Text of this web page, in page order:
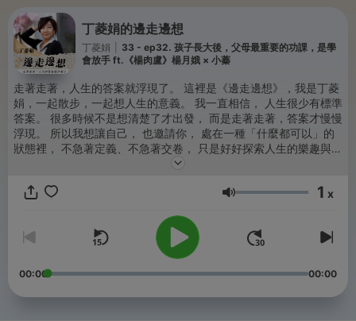
丁菱娟的邊走邊想
丁菱娟
33 - ep32. 孩子長大後，父母最重要的功課，是學
會放手 ft.《楊肉盧》楊月娥 × 小蓁
走著走著，人生的答案就浮現了。 這裡是《邊走邊想》，我是丁菱
娟，一起散步，一起想人生的意義。 我一直相信， 人生很少有標準
答案。 很多時候不是想清楚了才出發， 而是走著走著，答案才慢慢
浮現。 所以我想讓自己， 也邀請你， 處在一種「什麼都可以」的
狀態裡， 不急著定義、不急著交卷， 只是好好探索人生的樂趣與可
oliveeraogilvy@gmail.com -- Hosting provided bySoundOn
音量 1 x
00:00 00:00